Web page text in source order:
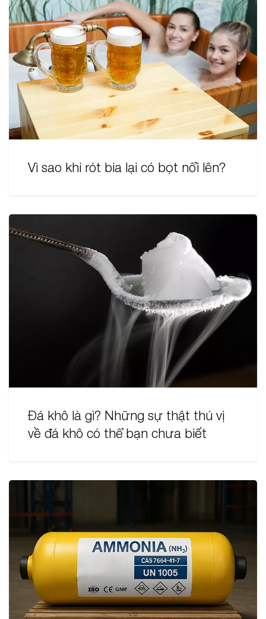
Vì sao khi rót bia lại có bọt nổi lên?
Đá khô là gì? Những sự thật thú vị
về đá khô có thể bạn chưa biết